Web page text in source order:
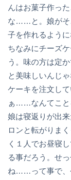
んはお菓子作っ
な……と。娘がそ
子を作れるよう
ちなみにチーズ
う。味の方は定
と美味しいんじ
ケーキを注文し
ぁ……なんてこと
娘は寝返りが出
ロンと転がりま
く１人でお昼寝
る事だろう。せ
ね……って事で、